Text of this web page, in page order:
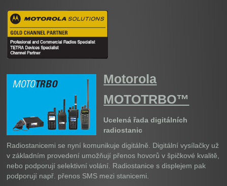
Motorola
MOTOTRBO™
Ucelená řada digitálních
radiostanic
Radiostanicemi se nyní komunikuje digitálně. Digitální vysílačky už
v základním provedení umožňují přenos hovorů v špičkové kvalitě,
nebo podporují selektivní volání. Radiostanice s displejem pak
podporují např. přenos SMS mezi stanicemi.